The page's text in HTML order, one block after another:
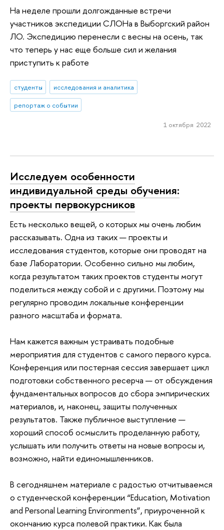
На неделе прошли долгожданные встречи
участников экспедиции СЛОНа в Выборгский район
ЛО. Экспедицию перенесли с весны на осень, так
что теперь у нас еще больше сил и желания
приступить к работе
студенты
исследования и аналитика
репортаж о событии
1 октября 2022
Исследуем особенности
индивидуальной среды обучения:
проекты первокурсников
Есть несколько вещей, о которых мы очень любим
рассказывать. Одна из таких — проекты и
исследования студентов, которые они проводят на
базе Лаборатории. Особенно сильно мы любим,
когда результатом таких проектов студенты могут
поделиться между собой и с другими. Поэтому мы
регулярно проводим локальные конференции
разного масштаба и формата.
Нам кажется важным устраивать подобные
мероприятия для студентов с самого первого курса.
Конференция или постерная сессия завершает цикл
подготовки собственного ресерча — от обсуждения
фундаментальных вопросов до сбора эмпирических
материалов, и, наконец, защиты полученных
результатов. Также публичное выступление —
хороший способ осмыслить проделанную работу,
услышать или получить ответы на новые вопросы и,
возможно, найти единомышленников.
В сегодняшнем материале с радостью отчитываемся
о студенческой конференции “Education, Motivation
and Personal Learning Environments”, приуроченной к
окончанию курса полевой практики. Как была